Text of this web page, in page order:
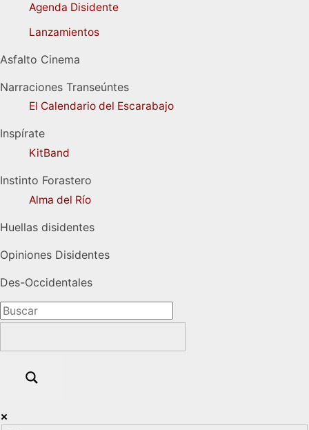
Agenda Disidente
Lanzamientos
Asfalto Cinema
Narraciones Transeúntes
El Calendario del Escarabajo
Inspírate
KitBand
Instinto Forastero
Alma del Río
Huellas disidentes
Opiniones Disidentes
Des-Occidentales